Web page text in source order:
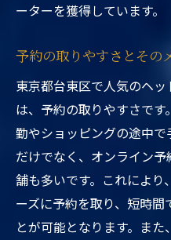
ーターを獲得しています。
予約の取りやすさとその
東京都台東区で人気のヘ
は、予約の取りやすさで
勤やショッピングの途中
だけでなく、オンライン
舗も多いです。これによ
ーズに予約を取り、短時
とが可能となります。ま